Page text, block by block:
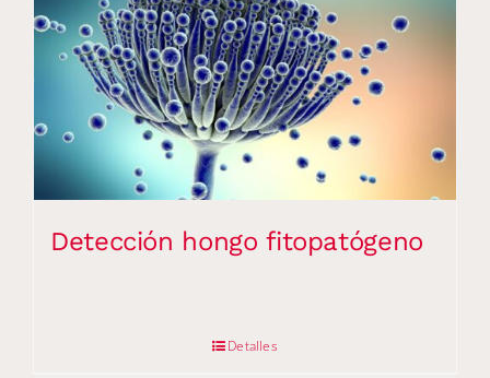
Detección hongo fitopatógeno
Detalles